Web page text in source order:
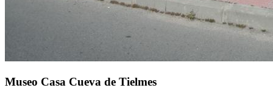
Museo Casa Cueva de Tielmes